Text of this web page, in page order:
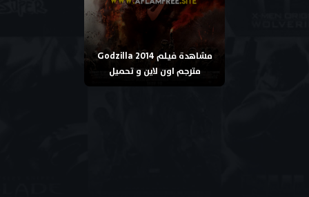
مشاهدة فيلم Godzilla 2014
مترجم اون لاين و تحميل